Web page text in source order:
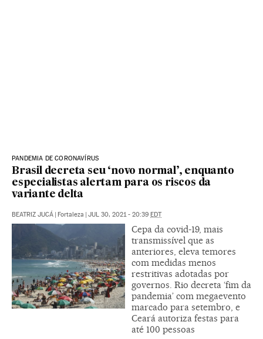
PANDEMIA DE CORONAVÍRUS
Brasil decreta seu ‘novo normal’, enquanto
especialistas alertam para os riscos da
variante delta
BEATRIZ JUCÁ Fortaleza JUL 30, 2021 - 20:39 EDT
Cepa da covid-19, mais
transmissível que as
anteriores, eleva temores
com medidas menos
restritivas adotadas por
governos. Rio decreta ‘fim da
pandemia’ com megaevento
marcado para setembro, e
Ceará autoriza festas para
até 100 pessoas